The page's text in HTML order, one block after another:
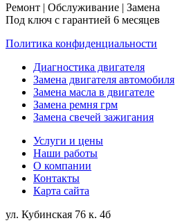
Ремонт | Обслуживание | Замена
Под ключ с гарантией 6 месяцев
Политика конфиденциальности
Диагностика двигателя
Замена двигателя автомобиля
Замена масла в двигателе
Замена ремня грм
Замена свечей зажигания
Услуги и цены
Наши работы
О компании
Контакты
Карта сайта
ул. Кубинская 76 к. 4б